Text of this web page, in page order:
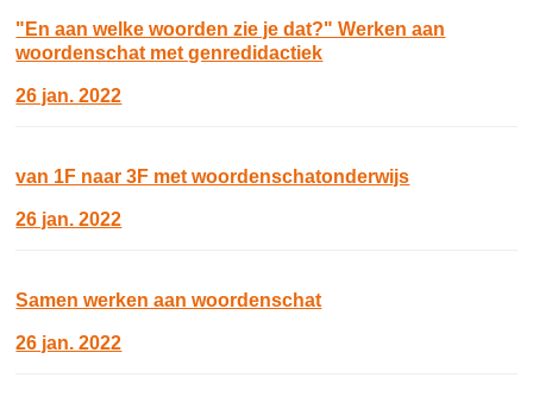
"En aan welke woorden zie je dat?" Werken aan
woordenschat met genredidactiek
26 jan. 2022
van 1F naar 3F met woordenschatonderwijs
26 jan. 2022
Samen werken aan woordenschat
26 jan. 2022